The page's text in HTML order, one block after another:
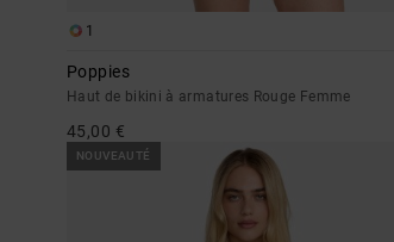
1
Poppies
Haut de bikini à armatures Rouge Femme
45,00 €
NOUVEAUTÉ